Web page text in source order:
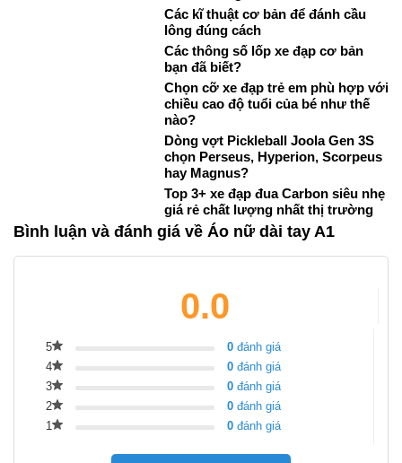
Các kĩ thuật cơ bản để đánh cầu
lông đúng cách
Các thông số lốp xe đạp cơ bản
bạn đã biết?
Chọn cỡ xe đạp trẻ em phù hợp với
chiều cao độ tuổi của bé như thế
nào?
Dòng vợt Pickleball Joola Gen 3S
chọn Perseus, Hyperion, Scorpeus
hay Magnus?
Top 3+ xe đạp đua Carbon siêu nhẹ
giá rẻ chất lượng nhất thị trường
Bình luận và đánh giá về Áo nữ dài tay A1
0.0
5 0 đánh giá
4
0 đánh giá
3
0 đánh giá
2
0 đánh giá
1
0 đánh giá